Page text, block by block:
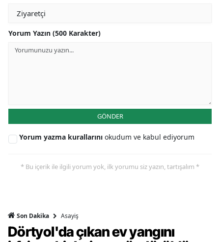
Yorum Yazın (500 Karakter)
GÖNDER
Yorum yazma kurallarını okudum ve kabul ediyorum
* Bu içerik ile ilgili yorum yok, ilk yorumu siz yazın, tartışalım *
Son Dakika Asayiş
Dörtyol'da çıkan ev yangını